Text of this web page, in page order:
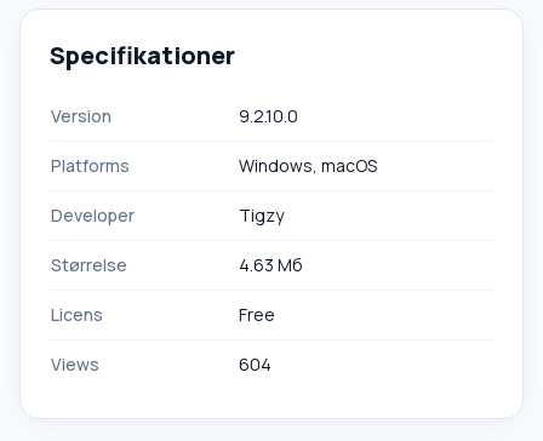
Specifikationer
Version 9.2.10.0
Platforms Windows, macOS
Developer Tigzy
Størrelse 4.63 Mб
Licens Free
Views 604